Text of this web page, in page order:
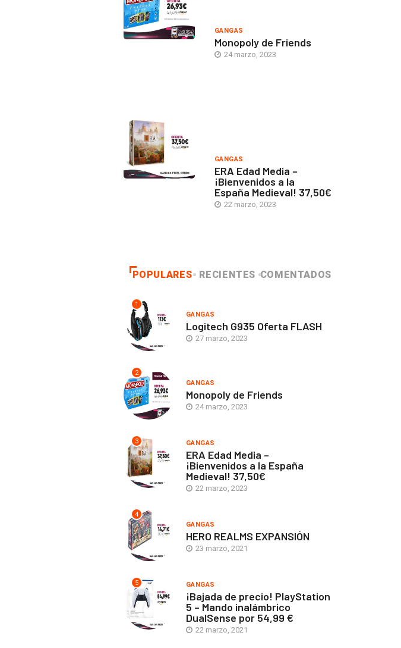
GANGAS
Monopoly de Friends
24 marzo, 2023
GANGAS
ERA Edad Media –
¡Bienvenidos a la
España Medieval! 37,50€
22 marzo, 2023
POPULARES RECIENTES COMENTADOS
1
GANGAS
Logitech G935 Oferta FLASH
27 marzo, 2023
2
GANGAS
Monopoly de Friends
24 marzo, 2023
3 GANGAS
ERA Edad Media –
¡Bienvenidos a la España
Medieval! 37,50€
22 marzo, 2023
4
GANGAS
HERO REALMS EXPANSIÓN
23 marzo, 2021
5 GANGAS
¡Bajada de precio! PlayStation
5 – Mando inalámbrico
DualSense por 54,99 €
22 marzo, 2021